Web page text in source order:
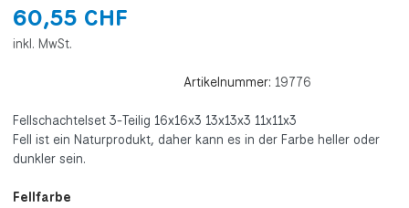
60,55 CHF
inkl. MwSt.
Artikelnummer: 19776
Fellschachtelset 3-Teilig 16x16x3 13x13x3 11x11x3
Fell ist ein Naturprodukt, daher kann es in der Farbe heller oder
dunkler sein.
Fellfarbe